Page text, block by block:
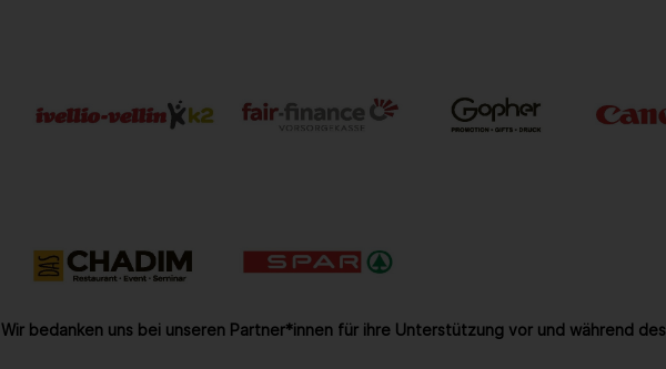
Wir bedanken uns bei unseren Partner*innen für ihre Unterstützung vor und während